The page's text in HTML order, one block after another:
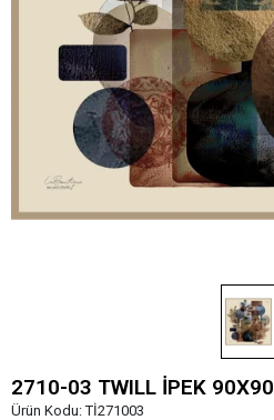
2710-03 TWILL İPEK 90X90
Ürün Kodu:Tİ271003